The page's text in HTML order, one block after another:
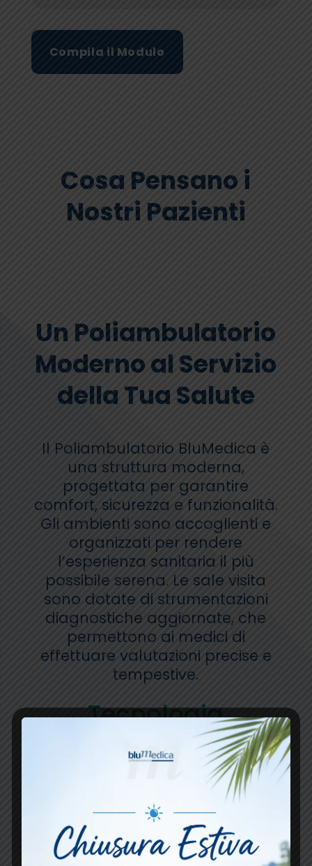
Compila il Modulo
Cosa Pensano i
Nostri Pazienti
Un Poliambulatorio
Moderno al Servizio
della Tua Salute
Il Poliambulatorio BluMedica è
una struttura moderna,
progettata per garantire
comfort, sicurezza e funzionalità.
Gli ambienti sono accoglienti e
organizzati per rendere
l’esperienza sanitaria il più
possibile serena. Le sale visita
sono dotate di strumentazioni
diagnostiche aggiornate, che
permettono ai medici di
effettuare valutazioni precise e
tempestive.
Tecnologia
Avanzata e
Attenzione al
Paziente
La combinazione tra tecnologia
e professionalità consente di